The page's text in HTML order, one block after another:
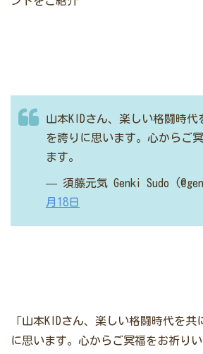
山本KIDさん、楽しい格闘時代
を誇りに思います。心からご
ます。
— 須藤元気 Genki Sudo
月18日
「山本KIDさん、楽しい格闘時代を共
に思います。心からご冥福をお祈り